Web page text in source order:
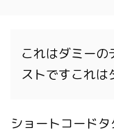
これはダミー
ストですこれは
ショートコード